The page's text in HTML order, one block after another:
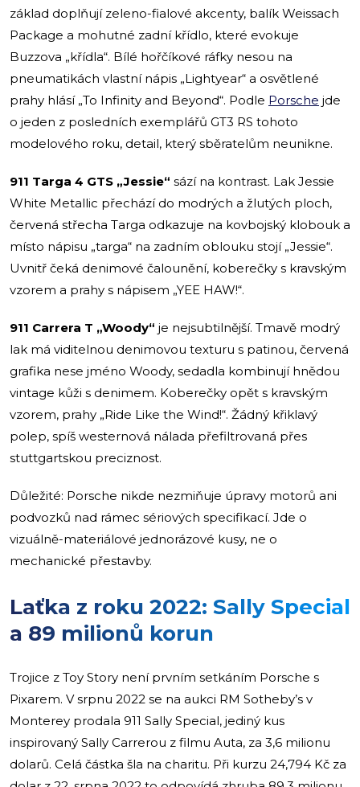
základ doplňují zeleno-fialové akcenty, balík Weissach
Package a mohutné zadní křídlo, které evokuje
Buzzova „křídla“. Bílé hořčíkové ráfky nesou na
pneumatikách vlastní nápis „Lightyear“ a osvětlené
prahy hlásí „To Infinity and Beyond“. Podle Porsche jde
o jeden z posledních exemplářů GT3 RS tohoto
modelového roku, detail, který sběratelům neunikne.
911 Targa 4 GTS „Jessie“ sází na kontrast. Lak Jessie
White Metallic přechází do modrých a žlutých ploch,
červená střecha Targa odkazuje na kovbojský klobouk a
místo nápisu „targa“ na zadním oblouku stojí „Jessie“.
Uvnitř čeká denimové čalounění, koberečky s kravským
vzorem a prahy s nápisem „YEE HAW!“.
911 Carrera T „Woody“ je nejsubtilnější. Tmavě modrý
lak má viditelnou denimovou texturu s patinou, červená
grafika nese jméno Woody, sedadla kombinují hnědou
vintage kůži s denimem. Koberečky opět s kravským
vzorem, prahy „Ride Like the Wind!“. Žádný křiklavý
polep, spíš westernová nálada přefiltrovaná přes
stuttgartskou preciznost.
Důležité: Porsche nikde nezmiňuje úpravy motorů ani
podvozků nad rámec sériových specifikací. Jde o
vizuálně-materiálové jednorázové kusy, ne o
mechanické přestavby.
Laťka z roku 2022: Sally Special
a 89 milionů korun
Trojice z Toy Story není prvním setkáním Porsche s
Pixarem. V srpnu 2022 se na aukci RM Sotheby’s v
Monterey prodala 911 Sally Special, jediný kus
inspirovaný Sally Carrerou z filmu Auta, za 3,6 milionu
dolarů. Celá částka šla na charitu. Při kurzu 24,794 Kč za